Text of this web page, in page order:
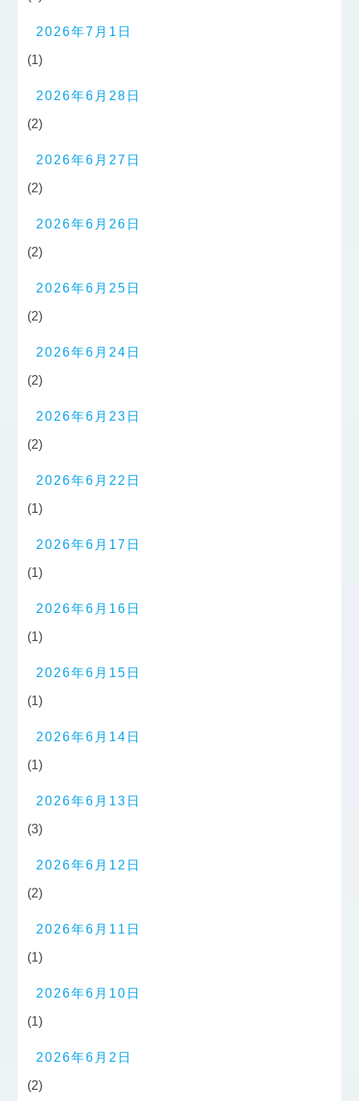
2026年7月1日
(1)
2026年6月28日
(2)
2026年6月27日
(2)
2026年6月26日
(2)
2026年6月25日
(2)
2026年6月24日
(2)
2026年6月23日
(2)
2026年6月22日
(1)
2026年6月17日
(1)
2026年6月16日
(1)
2026年6月15日
(1)
2026年6月14日
(1)
2026年6月13日
(3)
2026年6月12日
(2)
2026年6月11日
(1)
2026年6月10日
(1)
2026年6月2日
(2)